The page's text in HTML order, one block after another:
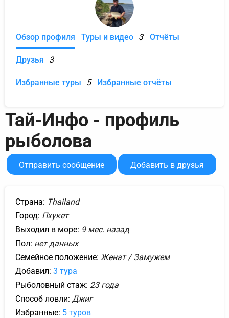
Обзор профиля Туры и видео 3 Отчёты
Друзья 3
Избранные туры 5 Избранные отчёты
Тай-Инфо - профиль
рыболова
Отправить сообщение Добавить в друзья
Страна: Thailand
Город: Пхукет
Выходил в море: 9 мес. назад
Пол: нет данных
Семейное положение:Женат / Замужем
Добавил:3 тура
Рыболовный стаж: 23 года
Способ ловли:Джиг
Избранные: 5 туров